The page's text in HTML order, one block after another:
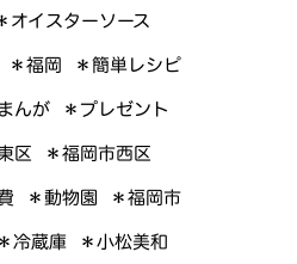
オイスターソース
＊福岡 ＊簡単レシピ
んが ＊プレゼント
区 ＊福岡市西区
＊動物園 ＊福岡市
＊冷蔵庫 ＊小松美和